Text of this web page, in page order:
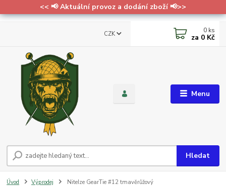
<< 📢 Aktuální provoz a dodání zboží 📢>>
Menu
CZK
Hledat
0 ks
za 0 Kč
Úvod Výprodej NiteIze GearTie #12 tmavěrůžový